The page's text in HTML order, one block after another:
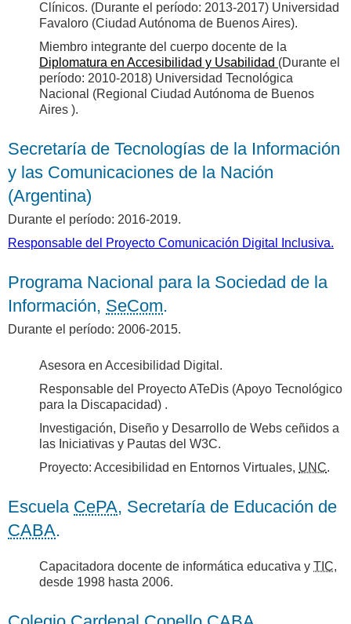
Clínicos. (Durante el período: 2013-2017) Universidad
Favaloro (Ciudad Autónoma de Buenos Aires).
Miembro integrante del cuerpo docente de la
Diplomatura en Accesibilidad y Usabilidad (Durante el
período: 2010-2018) Universidad Tecnológica
Nacional (Regional Ciudad Autónoma de Buenos
Aires ).
Secretaría de Tecnologías de la Información
y las Comunicaciones de la Nación
(Argentina)
Durante el período: 2016-2019.
Responsable del Proyecto Comunicación Digital Inclusiva.
Programa Nacional para la Sociedad de la
Información, SeCom.
Durante el período: 2006-2015.
Asesora en Accesibilidad Digital.
Responsable del Proyecto ATeDis (Apoyo Tecnológico
para la Discapacidad) .
Investigación, Diseño y Desarrollo de Webs ceñidos a
las Iniciativas y Pautas del W3C.
Proyecto: Accesibilidad en Entornos Virtuales, UNC.
Escuela CePA, Secretaría de Educación de
CABA.
Capacitadora docente de informática educativa y TIC,
desde 1998 hasta 2006.